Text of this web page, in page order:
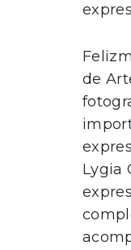
de
Lygia